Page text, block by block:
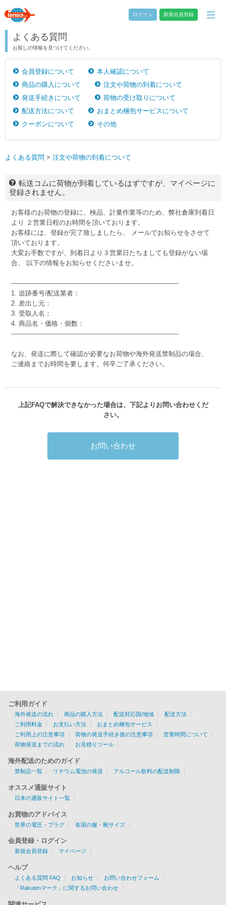
ログイン 新規会員登録
よくある質問
お探しの情報を見つけてください。
会員登録について
本人確認について
商品の購入について
注文や荷物の到着について
発送手続きについて
荷物の受け取りについて
配送方法について
おまとめ梱包サービスについて
クーポンについて
その他
よくある質問 > 注文や荷物の到着について
転送コムに荷物が到着しているはずですが、マイページに
登録されません。
お客様のお荷物の登録に、検品、計量作業等のため、弊社倉庫到着日
より ２営業日程のお時間を頂いております。
お客様には、登録が完了致しましたら、 メールでお知らせをさせて
頂いております。
大変お手数ですが、到着日より３営業日たちましても登録がない場
合、 以下の情報をお知らせくださいませ。
-----------------------------------------------------------------------------------
1. 追跡番号/配送業者：
2. 差出し元：
3. 受取人名：
4. 商品名・価格・個数：
-----------------------------------------------------------------------------------
なお、発送に際して確認が必要なお荷物や海外発送禁制品の場合、
ご連絡までお時間を要します。何卒ご了承ください。
上記FAQで解決できなかった場合は、下記よりお問い合わせくだ
さい。
お問い合わせ
ご利用ガイド
海外発送の流れ 商品の購入方法 配送対応国/地域
配送方法
ご利用料金
お支払い方法
おまとめ梱包サービス
ご利用上の注意事項
荷物の発送手続き後の注意事項
営業時間について
荷物発送までの流れ
お見積りツール
海外配送のためのガイド
禁制品一覧 リチウム電池の発送 アルコール飲料の配送制限
オススメ通販サイト
日本の通販サイト一覧
お買物のアドバイス
世界の電圧・プラグ 各国の服・靴サイズ
会員登録・ログイン
新規会員登録 マイページ
ヘルプ
よくある質問 FAQ お知らせ
お問い合わせフォーム
「Rakutenマーク」に関するお問い合わせ